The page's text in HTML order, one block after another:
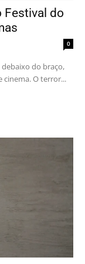
Festival do
0
do braço,
cinema. O terror...